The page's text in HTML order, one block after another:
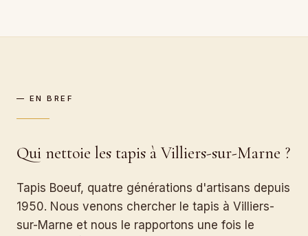
— EN BREF
Qui nettoie les tapis à Villiers-sur-Marne ?
Tapis Boeuf, quatre générations d'artisans depuis
1950. Nous venons chercher le tapis à Villiers-
sur-Marne et nous le rapportons une fois le